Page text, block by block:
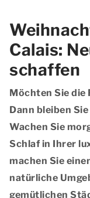
Calais:
schaffen
Möchten Sie die
Dann bleiben
Wachen Sie
Schlaf in Ihrer
machen Sie
natürliche
gemütlichen